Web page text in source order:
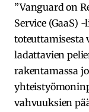
”Vanguard on
Service (GaaS)
toteuttamisesta
ladattavien
rakentamassa
vahvuuksien